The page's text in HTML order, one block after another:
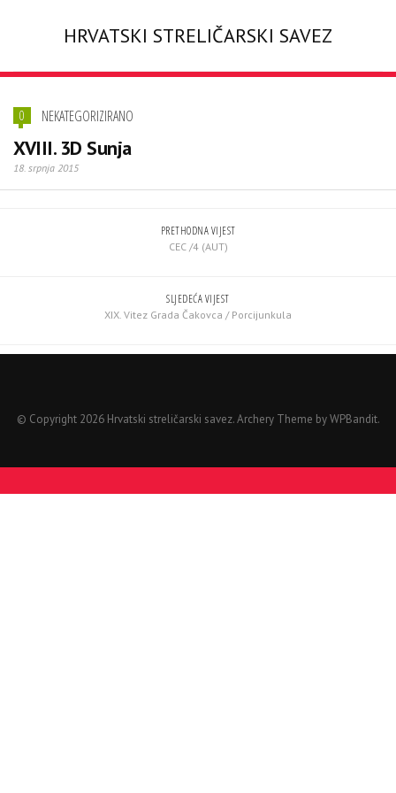
HRVATSKI STRELIČARSKI SAVEZ
0 NEKATEGORIZIRANO
XVIII. 3D Sunja
18. srpnja 2015
PRETHODNA VIJEST
CEC /4 (AUT)
SLJEDEĆA VIJEST
XIX. Vitez Grada Čakovca / Porcijunkula
© Copyright 2026 Hrvatski streličarski savez.Archery Theme byWPBandit.